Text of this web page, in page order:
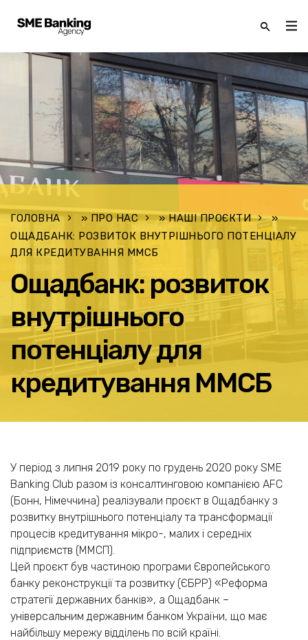
ГОЛОВНА » ПРО НАС »НАШІ ПРОЄКТИ
»
ОЩАДБАНК: РОЗВИТОК ВНУТРІШНЬОГО ПОТЕНЦІАЛУ
ДЛЯ КРЕДИТУВАННЯ ММСБ
Ощадбанк: розвиток
внутрішнього
потенціалу для
кредитування ММСБ
У період з липня 2019 року по грудень 2020 року SME
Banking Club разом із консалтинговою компанією AFC
(Бонн, Німеччина) реалізували проєкт в Ощадбанку з
розвитку внутрішнього потенціалу та трансформації
процесів кредитування мікро-, малих і середніх
підприємств (ММСП).
Цей проєкт був частиною програми Європейського
банку реконструкції та розвитку (ЄБРР) «Реформа
стратегії державних банків», а Ощадбанк –
універсальним державним банком України, що має
найбільшу мережу відділень по всій країні.